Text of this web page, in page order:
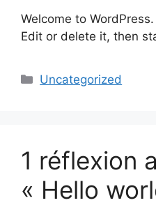
Welcome to
Edit or delete it, then
Catégories
Uncategorized
1 réflexion
« Hello